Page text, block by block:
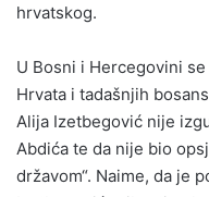
hrvatskog.
U Bosni i Hercegovini
Hrvata i tadašnjih
Alija Izetbegović nije
Abdića te da nije bio
državom“. Naime, da je